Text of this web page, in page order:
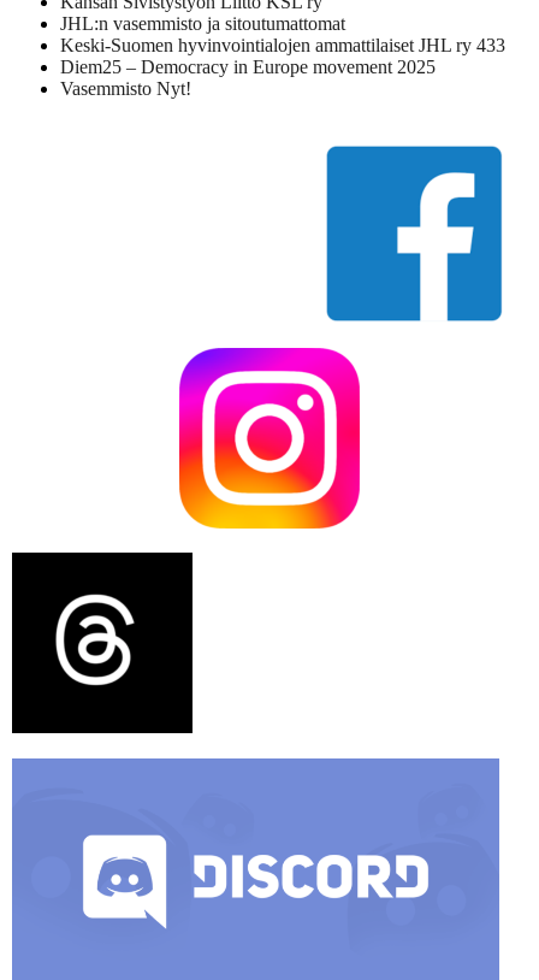
JHL:n vasemmisto ja sitoutumattomat
Keski-Suomen hyvinvointialojen ammattilaiset JHL ry 433
Diem25 – Democracy in Europe movement 2025
Vasemmisto Nyt!